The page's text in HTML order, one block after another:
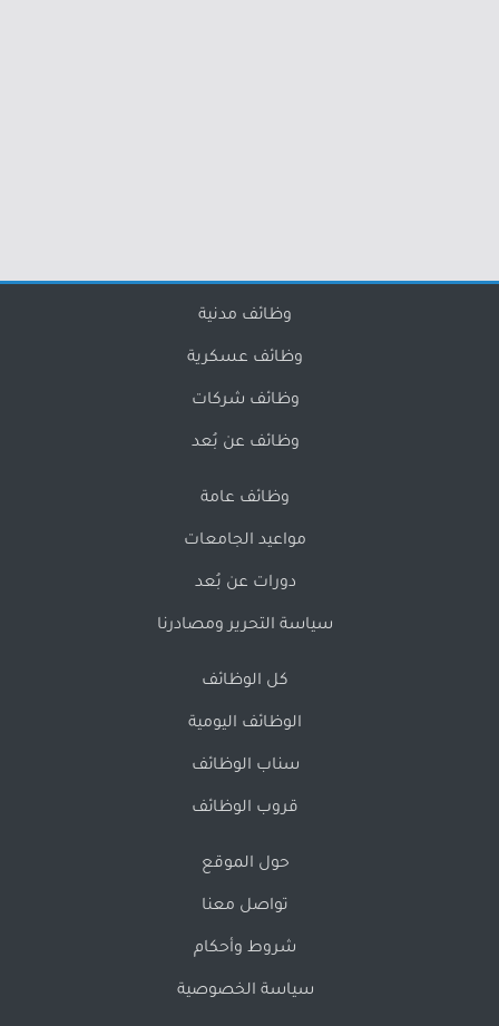
وظائف مدنية
وظائف عسكرية
وظائف شركات
وظائف عن بُعد
وظائف عامة
مواعيد الجامعات
دورات عن بُعد
سياسة التحرير ومصادرنا
كل الوظائف
الوظائف اليومية
سناب الوظائف
قروب الوظائف
حول الموقع
تواصل معنا
شروط وأحكام
سياسة الخصوصية